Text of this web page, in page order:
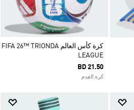
كرة كأس العالم FIFA 26™ TRIONDA
LEAGUE
BD 21.50
كرة القدم